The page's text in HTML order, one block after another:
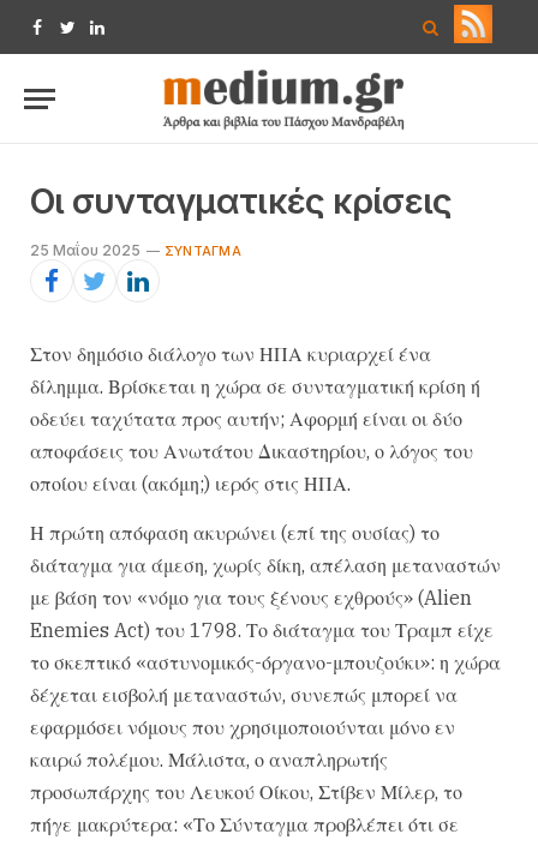
Facebook
TwitterLinkedIn
Οι συνταγματικές κρίσεις
25 Μαΐου 2025 ΣΎΝΤΑΓΜΑ
Στον δημόσιο διάλογο των ΗΠΑ κυριαρχεί ένα
δίλημμα. Βρίσκεται η χώρα σε συνταγματική κρίση ή
οδεύει ταχύτατα προς αυτήν; Αφορμή είναι οι δύο
αποφάσεις του Ανωτάτου Δικαστηρίου, ο λόγος του
οποίου είναι (ακόμη;) ιερός στις ΗΠΑ.
Η πρώτη απόφαση ακυρώνει (επί της ουσίας) το
διάταγμα για άμεση, χωρίς δίκη, απέλαση μεταναστών
με βάση τον «νόμο για τους ξένους εχθρούς» (Alien
Enemies Act) του 1798. Το διάταγμα του Τραμπ είχε
το σκεπτικό «αστυνομικός-όργανο-μπουζούκι»: η χώρα
δέχεται εισβολή μεταναστών, συνεπώς μπορεί να
εφαρμόσει νόμους που χρησιμοποιούνται μόνο εν
καιρώ πολέμου. Μάλιστα, ο αναπληρωτής
προσωπάρχης του Λευκού Οίκου, Στίβεν Μίλερ, το
πήγε μακρύτερα: «Το Σύνταγμα προβλέπει ότι σε